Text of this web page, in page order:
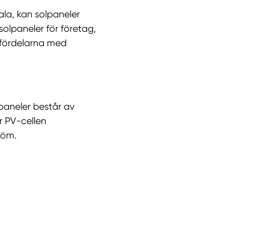
kan solpaneler
för företag,
med
består av
PV-cellen